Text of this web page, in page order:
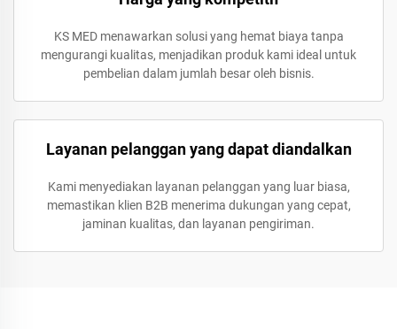
KS MED menawarkan solusi yang hemat biaya tanpa
mengurangi kualitas, menjadikan produk kami ideal untuk
pembelian dalam jumlah besar oleh bisnis.
Layanan pelanggan yang dapat diandalkan
Kami menyediakan layanan pelanggan yang luar biasa,
memastikan klien B2B menerima dukungan yang cepat,
jaminan kualitas, dan layanan pengiriman.